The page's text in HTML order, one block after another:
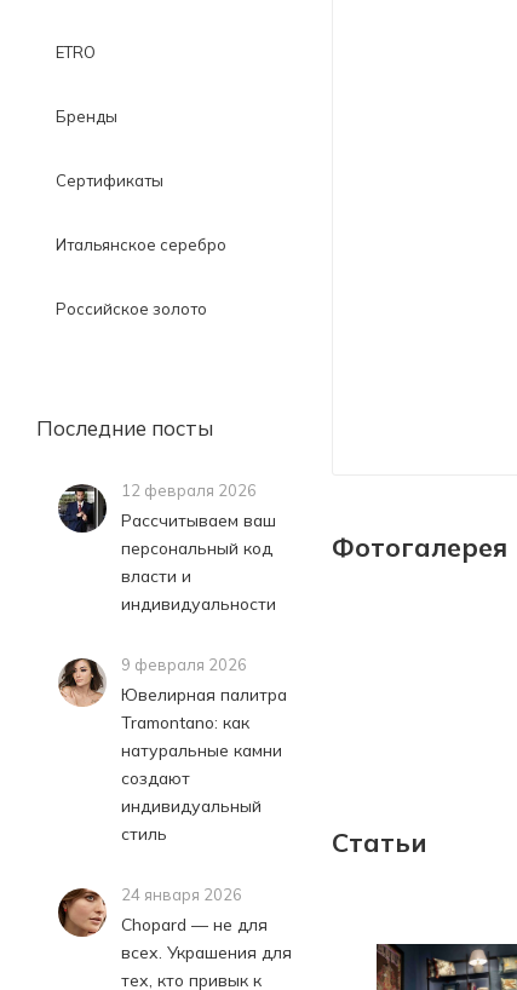
Фотогалерея
Статьи
ETRO
Бренды
Сертификаты
Итальянское серебро
Российское золото
Последние посты
12 февраля 2026
Рассчитываем ваш
персональный код
власти и
индивидуальности
9 февраля 2026
Ювелирная палитра
Tramontano: как
натуральные камни
создают
индивидуальный
стиль
24 января 2026
Chopard — не для
всех. Украшения для
тех, кто привык к